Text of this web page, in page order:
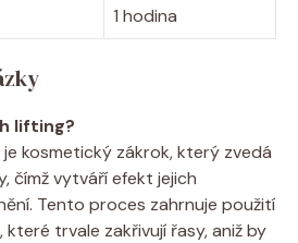
1 hodina
lifting?
kosmetický zákrok, který zvedá
čímž vytváří efekt jejich
Tento proces zahrnuje použití
trvale zakřivují řasy, aniž by